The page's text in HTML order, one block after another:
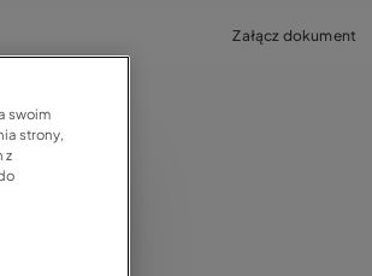
Załącz dokument
swoim
strony,
z